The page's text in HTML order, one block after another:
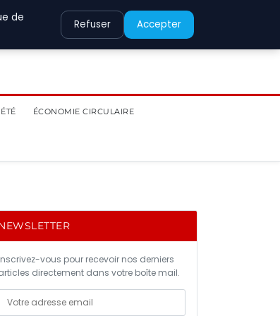
ÉCONOMIE CIRCULAIRE
vous pour recevoir nos derniers
directement dans votre boîte mail.
de
Refuser Accepter